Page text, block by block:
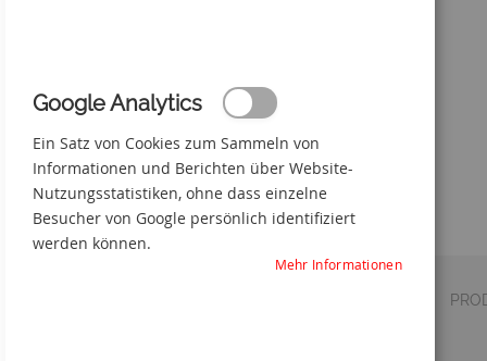
Google Analytics
Ein Satz von Cookies zum Sammeln von
Informationen und Berichten über Website-
Nutzungsstatistiken, ohne dass einzelne
Besucher von Google persönlich identifiziert
werden können.
Mehr Informationen